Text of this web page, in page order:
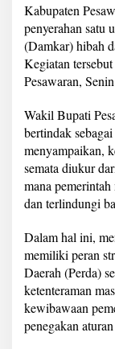
Kabupaten
penyerahan satu
(Damkar) hibah
Kegiatan
Pesawaran,
Wakil Bupati
bertindak
menyampaikan,
semata diukur
mana
dan terlindungi
Dalam hal ini,
memiliki peran
Daerah (Perda)
ketenteraman
kewibawaan
penegakan